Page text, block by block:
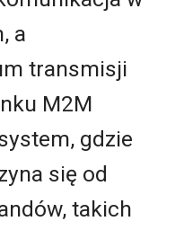
a
transmisji
M2M
gdzie
się od
takich